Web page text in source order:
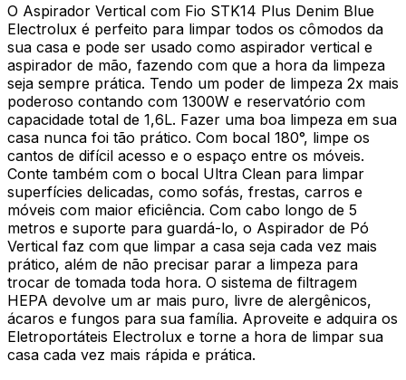
O Aspirador Vertical com Fio STK14 Plus Denim Blue
Electrolux é perfeito para limpar todos os cômodos da
sua casa e pode ser usado como aspirador vertical e
aspirador de mão, fazendo com que a hora da limpeza
seja sempre prática. Tendo um poder de limpeza 2x mais
poderoso contando com 1300W e reservatório com
capacidade total de 1,6L. Fazer uma boa limpeza em sua
casa nunca foi tão prático. Com bocal 180°, limpe os
cantos de difícil acesso e o espaço entre os móveis.
Conte também com o bocal Ultra Clean para limpar
superfícies delicadas, como sofás, frestas, carros e
móveis com maior eficiência. Com cabo longo de 5
metros e suporte para guardá-lo, o Aspirador de Pó
Vertical faz com que limpar a casa seja cada vez mais
prático, além de não precisar parar a limpeza para
trocar de tomada toda hora. O sistema de filtragem
HEPA devolve um ar mais puro, livre de alergênicos,
ácaros e fungos para sua família. Aproveite e adquira os
Eletroportáteis Electrolux e torne a hora de limpar sua
casa cada vez mais rápida e prática.